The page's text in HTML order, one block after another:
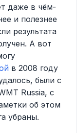
даже в чём-
и полезнее
результата
А вот
в 2008 году
были с
Russia, с
об этом
убраны.